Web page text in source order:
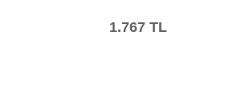
1.767 TL